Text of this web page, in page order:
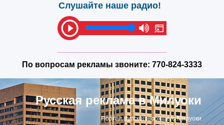
Слушайте наше радио!
По вопросам рекламы звоните: 770-824-3333
Русская реклама в Милуоки
Портал русскоговорящего Милуоки